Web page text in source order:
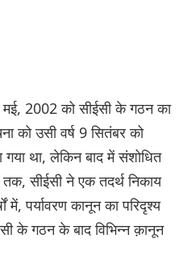
2002 को सीईसी के गठन का
को उसी वर्ष 9 सितंबर को
गया था, लेकिन बाद में संशोधित
सीईसी ने एक तदर्थ निकाय
पर्यावरण कानून का परिदृश्य
के गठन के बाद विभिन्न क़ानून